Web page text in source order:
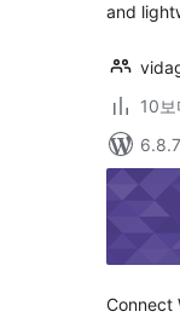
and
10
Connect